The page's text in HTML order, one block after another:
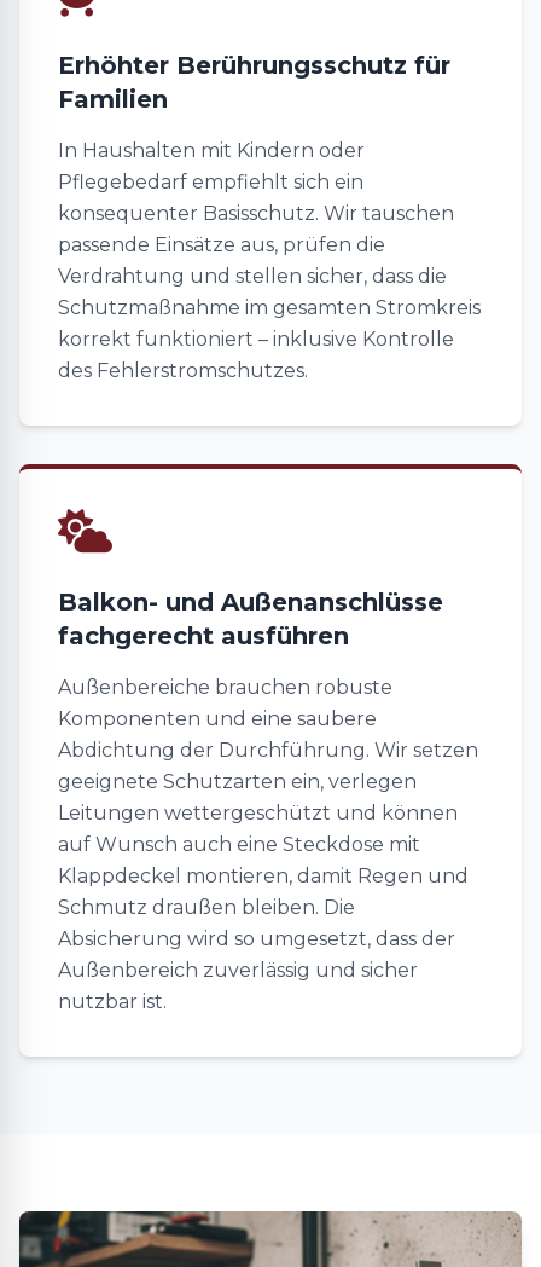
Erhöhter Berührungsschutz für
Familien
In Haushalten mit Kindern oder
Pflegebedarf empfiehlt sich ein
konsequenter Basisschutz. Wir tauschen
passende Einsätze aus, prüfen die
Verdrahtung und stellen sicher, dass die
Schutzmaßnahme im gesamten Stromkreis
korrekt funktioniert – inklusive Kontrolle
des Fehlerstromschutzes.
Balkon- und Außenanschlüsse
fachgerecht ausführen
Außenbereiche brauchen robuste
Komponenten und eine saubere
Abdichtung der Durchführung. Wir setzen
geeignete Schutzarten ein, verlegen
Leitungen wettergeschützt und können
auf Wunsch auch eine Steckdose mit
Klappdeckel montieren, damit Regen und
Schmutz draußen bleiben. Die
Absicherung wird so umgesetzt, dass der
Außenbereich zuverlässig und sicher
nutzbar ist.